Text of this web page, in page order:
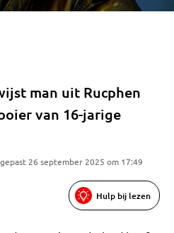
man uit Rucphen
van 16-jarige
26 september 2025 om 17:49
Hulp bij lezen